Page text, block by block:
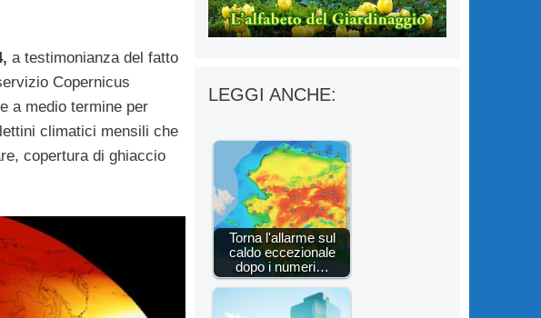
a testimonianza del fatto
Copernicus
a medio termine per
climatici mensili che
copertura di ghiaccio
LEGGI ANCHE:
Torna l'allarme sul
caldo eccezionale
dopo i numeri…